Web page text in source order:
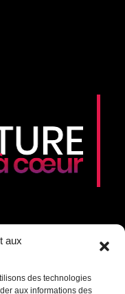
aux
des technologies
aux informations des